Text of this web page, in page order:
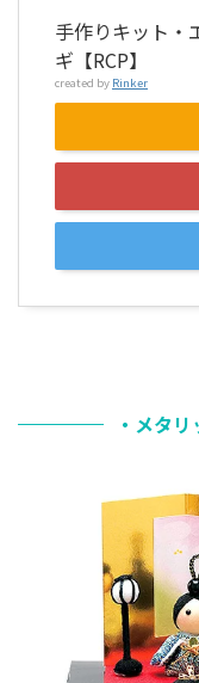
手作りキット・
ギ【RCP】
created by Rinker
・メタ